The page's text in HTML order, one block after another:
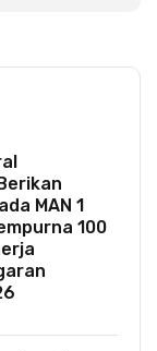
MAN 1
100